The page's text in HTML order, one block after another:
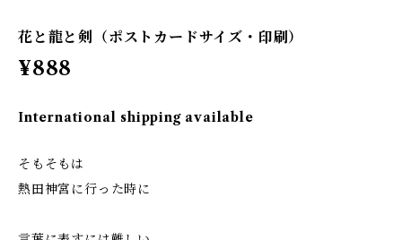
花と龍と剣（ポストカードサイズ・印刷）
¥888
International shipping available
そもそもは
熱田神宮に行った時に